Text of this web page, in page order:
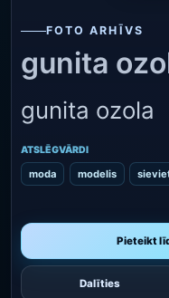
FOTO ARHĪVS
gunita
gunita ozola
ATSLĒGVĀRDI
moda modelis
Pieteikt
Dalīties